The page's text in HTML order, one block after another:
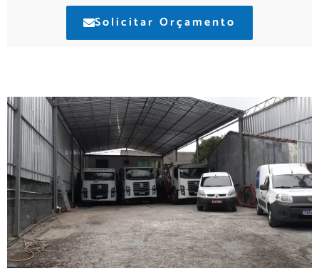
Solicitar Orçamento